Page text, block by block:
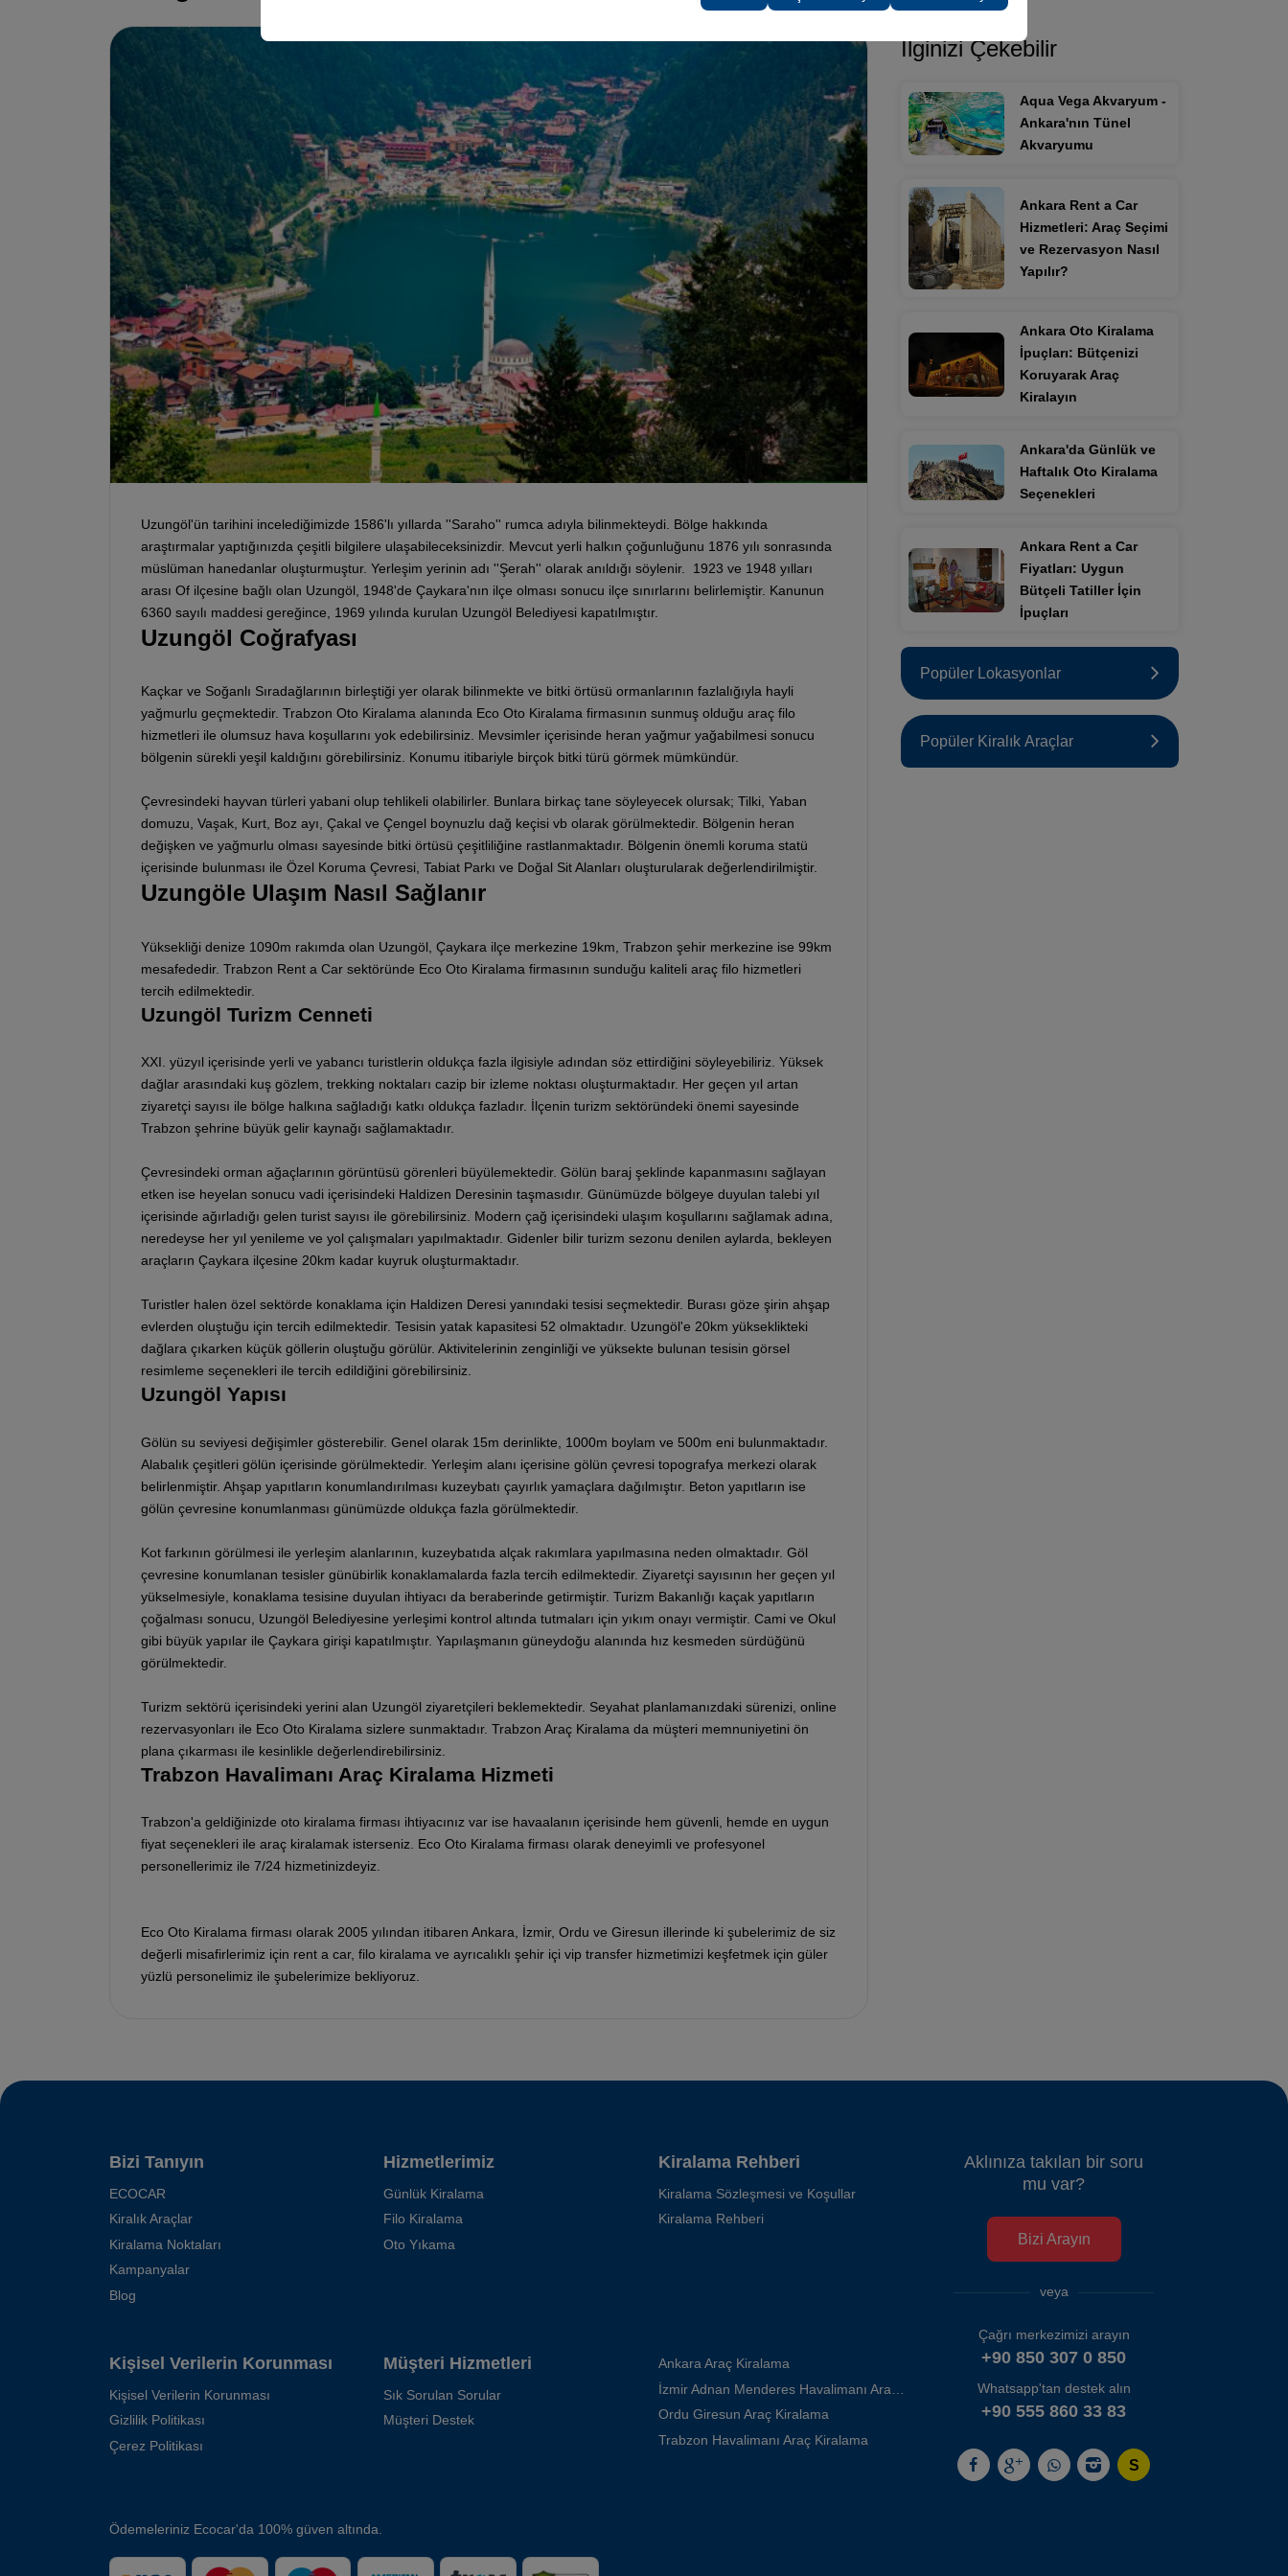
Uzungöl'ün tarihini incelediğimizde 1586'lı yıllarda ''Saraho'' rumca adıyla bilinmekteydi. Bölge hakkında
araştırmalar yaptığınızda çeşitli bilgilere ulaşabileceksinizdir. Mevcut yerli halkın çoğunluğunu 1876 yılı sonrasında
müslüman hanedanlar oluşturmuştur. Yerleşim yerinin adı ''Şerah'' olarak anıldığı söylenir. 1923 ve 1948 yılları
arası Of ilçesine bağlı olan Uzungöl, 1948'de Çaykara'nın ilçe olması sonucu ilçe sınırlarını belirlemiştir. Kanunun
6360 sayılı maddesi gereğince, 1969 yılında kurulan Uzungöl Belediyesi kapatılmıştır.
Uzungöl Coğrafyası
Kaçkar ve Soğanlı Sıradağlarının birleştiği yer olarak bilinmekte ve bitki örtüsü ormanlarının fazlalığıyla hayli
yağmurlu geçmektedir. Trabzon Oto Kiralama alanında Eco Oto Kiralama firmasının sunmuş olduğu araç filo
hizmetleri ile olumsuz hava koşullarını yok edebilirsiniz. Mevsimler içerisinde heran yağmur yağabilmesi sonucu
bölgenin sürekli yeşil kaldığını görebilirsiniz. Konumu itibariyle birçok bitki türü görmek mümkündür.
Çevresindeki hayvan türleri yabani olup tehlikeli olabilirler. Bunlara birkaç tane söyleyecek olursak; Tilki, Yaban
domuzu, Vaşak, Kurt, Boz ayı, Çakal ve Çengel boynuzlu dağ keçisi vb olarak görülmektedir. Bölgenin heran
değişken ve yağmurlu olması sayesinde bitki örtüsü çeşitliliğine rastlanmaktadır. Bölgenin önemli koruma statü
içerisinde bulunması ile Özel Koruma Çevresi, Tabiat Parkı ve Doğal Sit Alanları oluşturularak değerlendirilmiştir.
Uzungöle Ulaşım Nasıl Sağlanır
Yüksekliği denize 1090m rakımda olan Uzungöl, Çaykara ilçe merkezine 19km, Trabzon şehir merkezine ise 99km
mesafededir. Trabzon Rent a Car sektöründe Eco Oto Kiralama firmasının sunduğu kaliteli araç filo hizmetleri
tercih edilmektedir.
Uzungöl Turizm Cenneti
XXI. yüzyıl içerisinde yerli ve yabancı turistlerin oldukça fazla ilgisiyle adından söz ettirdiğini söyleyebiliriz. Yüksek
dağlar arasındaki kuş gözlem, trekking noktaları cazip bir izleme noktası oluşturmaktadır. Her geçen yıl artan
ziyaretçi sayısı ile bölge halkına sağladığı katkı oldukça fazladır. İlçenin turizm sektöründeki önemi sayesinde
Trabzon şehrine büyük gelir kaynağı sağlamaktadır.
Çevresindeki orman ağaçlarının görüntüsü görenleri büyülemektedir. Gölün baraj şeklinde kapanmasını sağlayan
etken ise heyelan sonucu vadi içerisindeki Haldizen Deresinin taşmasıdır. Günümüzde bölgeye duyulan talebi yıl
içerisinde ağırladığı gelen turist sayısı ile görebilirsiniz. Modern çağ içerisindeki ulaşım koşullarını sağlamak adına,
neredeyse her yıl yenileme ve yol çalışmaları yapılmaktadır. Gidenler bilir turizm sezonu denilen aylarda, bekleyen
araçların Çaykara ilçesine 20km kadar kuyruk oluşturmaktadır.
Turistler halen özel sektörde konaklama için Haldizen Deresi yanındaki tesisi seçmektedir. Burası göze şirin ahşap
evlerden oluştuğu için tercih edilmektedir. Tesisin yatak kapasitesi 52 olmaktadır. Uzungöl'e 20km yükseklikteki
dağlara çıkarken küçük göllerin oluştuğu görülür. Aktivitelerinin zenginliği ve yüksekte bulunan tesisin görsel
resimleme seçenekleri ile tercih edildiğini görebilirsiniz.
Uzungöl Yapısı
Gölün su seviyesi değişimler gösterebilir. Genel olarak 15m derinlikte, 1000m boylam ve 500m eni bulunmaktadır.
Alabalık çeşitleri gölün içerisinde görülmektedir. Yerleşim alanı içerisine gölün çevresi topografya merkezi olarak
belirlenmiştir. Ahşap yapıtların konumlandırılması kuzeybatı çayırlık yamaçlara dağılmıştır. Beton yapıtların ise
gölün çevresine konumlanması günümüzde oldukça fazla görülmektedir.
Kot farkının görülmesi ile yerleşim alanlarının, kuzeybatıda alçak rakımlara yapılmasına neden olmaktadır. Göl
çevresine konumlanan tesisler günübirlik konaklamalarda fazla tercih edilmektedir. Ziyaretçi sayısının her geçen yıl
yükselmesiyle, konaklama tesisine duyulan ihtiyacı da beraberinde getirmiştir. Turizm Bakanlığı kaçak yapıtların
çoğalması sonucu, Uzungöl Belediyesine yerleşimi kontrol altında tutmaları için yıkım onayı vermiştir. Cami ve Okul
gibi büyük yapılar ile Çaykara girişi kapatılmıştır. Yapılaşmanın güneydoğu alanında hız kesmeden sürdüğünü
görülmektedir.
Turizm sektörü içerisindeki yerini alan Uzungöl ziyaretçileri beklemektedir. Seyahat planlamanızdaki sürenizi, online
rezervasyonları ile Eco Oto Kiralama sizlere sunmaktadır. Trabzon Araç Kiralama da müşteri memnuniyetini ön
plana çıkarması ile kesinlikle değerlendirebilirsiniz.
Trabzon Havalimanı Araç Kiralama Hizmeti
Trabzon'a geldiğinizde oto kiralama firması ihtiyacınız var ise havaalanın içerisinde hem güvenli, hemde en uygun
fiyat seçenekleri ile araç kiralamak isterseniz. Eco Oto Kiralama firması olarak deneyimli ve profesyonel
personellerimiz ile 7/24 hizmetinizdeyiz.
Eco Oto Kiralama firması olarak 2005 yılından itibaren Ankara, İzmir, Ordu ve Giresun illerinde ki şubelerimiz de siz
değerli misafirlerimiz için rent a car, filo kiralama ve ayrıcalıklı şehir içi vip transfer hizmetimizi keşfetmek için güler
yüzlü personelimiz ile şubelerimize bekliyoruz.
İlginizi Çekebilir
Aqua Vega Akvaryum -
Ankara'nın Tünel
Akvaryumu
Ankara Rent a Car
Hizmetleri: Araç Seçimi
ve Rezervasyon Nasıl
Yapılır?
Ankara Oto Kiralama
İpuçları: Bütçenizi
Koruyarak Araç
Kiralayın
Ankara'da Günlük ve
Haftalık Oto Kiralama
Seçenekleri
Ankara Rent a Car
Fiyatları: Uygun
Bütçeli Tatiller İçin
İpuçları
Popüler Lokasyonlar
Popüler Kiralık Araçlar
Bizi Tanıyın
ECOCAR
Kiralık Araçlar
Kiralama Noktaları
Kampanyalar
Blog
Hizmetlerimiz
Günlük Kiralama
Filo Kiralama
Oto Yıkama
Kiralama Rehberi
Kiralama Sözleşmesi ve Koşullar
Kiralama Rehberi
Kişisel Verilerin Korunması
Kişisel Verilerin Korunması
Gizlilik Politikası
Çerez Politikası
Müşteri Hizmetleri
Sık Sorulan Sorular
Müşteri Destek
Ankara Araç Kiralama
Ordu Giresun Araç Kiralama
Trabzon Havalimanı Araç Kiralama
Aklınıza takılan bir soru
mu var?
Bizi Arayın
veya
Çağrı merkezimizi arayın
+90 850 307 0 850
Whatsapp'tan destek alın
+90 555 860 33 83
Ödemeleriniz Ecocar'da 100% güven altında.